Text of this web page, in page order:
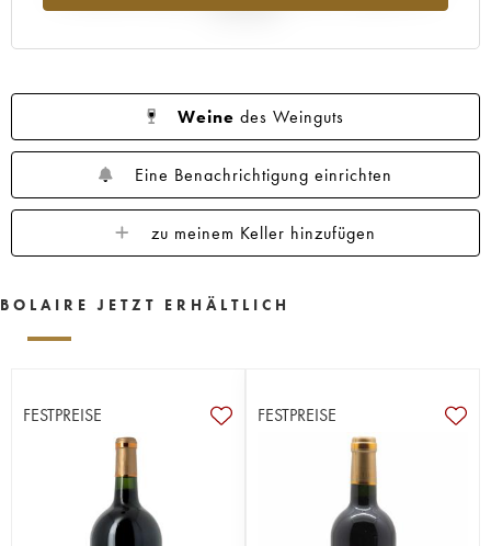
Weine des Weinguts
Eine Benachrichtigung einrichten
zu meinem Keller hinzufügen
BOLAIRE JETZT ERHÄLTLICH
FESTPREISE FESTPREISE